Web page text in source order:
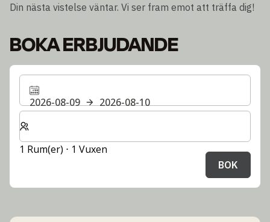
Din nästa vistelse väntar. Vi ser fram emot att träffa dig!
BOKA ERBJUDANDE
2026-08-09
2026-08-10
Välj antal rum och gäster för din vistelse
1 Rum(er) ⋅ 1 Vuxen
BOK